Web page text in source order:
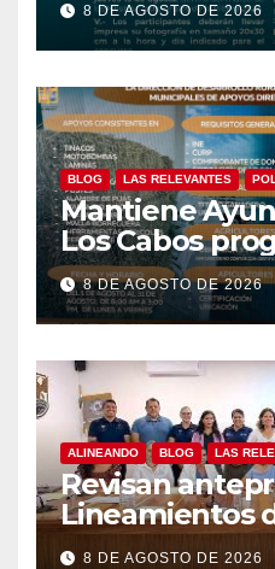
Tradicionales
8 DE AGOSTO DE 2026
BLOG LAS RELEVANTES
Mantiene
Los Cabos
apoyos para
ganaderos y
8 DE AGOSTO DE 2026
ALINEANDO BLOG LAS
Revisan
Lineamientos
en Los Cabos
8 DE AGOSTO DE 2026